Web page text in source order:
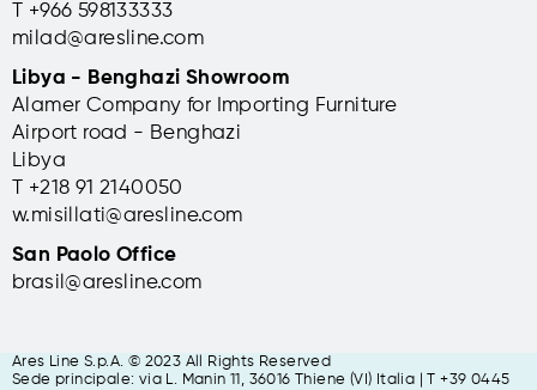
T +966 598133333
milad@aresline.com
Libya - Benghazi Showroom
Alamer Company for Importing Furniture
Airport road - Benghazi
Libya
T +218 91 2140050
w.misillati@aresline.com
San Paolo Office
brasil@aresline.com
Ares Line S.p.A. © 2023 All Rights Reserved
Sede principale: via L. Manin 11, 36016 Thiene (VI) Italia | T +39 0445